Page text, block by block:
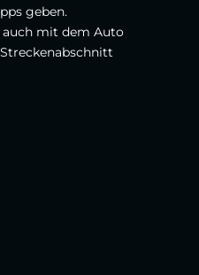
geben.
mit dem Auto